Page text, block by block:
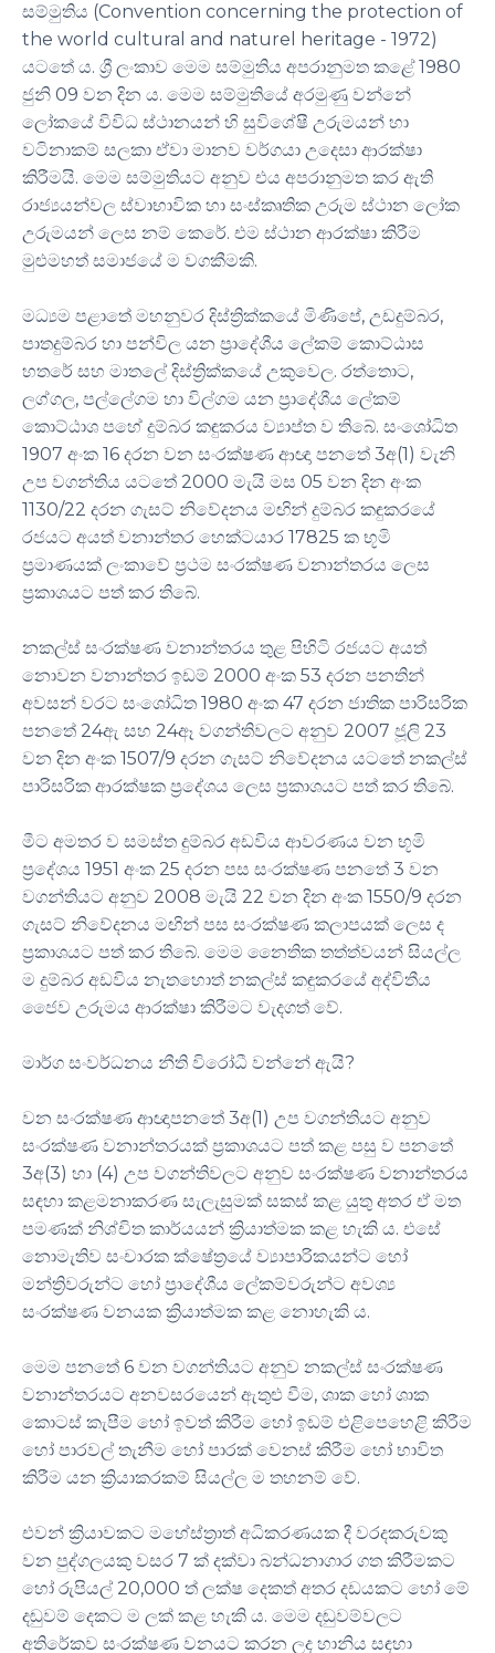
සම්මුතිය (Convention concerning the protection of
the world cultural and naturel heritage - 1972)
යටතේ ය. ශ්‍රී ලංකාව මෙම සම්මුතිය අපරානුමත කළේ 1980
ජුනි 09 වන දින ය. මෙම සම්මුතියේ අරමුණු වන්නේ
ලෝකයේ විවිධ ස්ථානයන් හි සුවිශේෂී උරුමයන් හා
වටිනාකම් සලකා ඒවා මානව වර්ගයා උදෙසා ආරක්ෂා
කිරීමයි. මෙම සම්මුතියට අනුව එය අපරානුමත කර ඇති
රාජ්‍යයන්වල ස්වාභාවික හා සංස්කෘතික උරුම ස්ථාන ලෝක
උරුමයන් ලෙස නම් කෙරේ. එම ස්ථාන ආරක්ෂා කිරීම
මුළුමහත් සමාජයේ ම වගකීමකි.
මධ්‍යම පළාතේ මහනුවර දිස්ත්‍රික්කයේ මිණිපේ, උඩදුම්බර,
පාතදුම්බර හා පන්විල යන ප්‍රාදේශීය ලේකම් කොට්ඨාස
හතරේ සහ මාතලේ දිස්ත්‍රික්කයේ උකුවෙල. රත්තොට,
ලග්ගල, පල්ලේගම හා විල්ගම යන ප්‍රාදේශීය ලේකම්
කොට්ඨාශ පහේ දුම්බර කඳුකරය ව්‍යාප්ත ව තිබේ. සංශෝධිත
1907 අංක 16 දරන වන සංරක්ෂණ ආඥා පනතේ 3අ(1) වැනි
උප වගන්තිය යටතේ 2000 මැයි මස 05 වන දින අංක
1130/22 දරන ගැසට් නිවේදනය මඟින් දුම්බර කඳුකරයේ
රජයට අයත් වනාන්තර හෙක්ටයාර 17825 ක භූමි
ප්‍රමාණයක් ලංකාවේ ප්‍රථම සංරක්ෂණ වනාන්තරය ලෙස
ප්‍රකාශයට පත් කර තිබේ.
නකල්ස් සංරක්ෂණ වනාන්තරය තුළ පිහිටි රජයට අයත්
නොවන වනාන්තර ඉඩම් 2000 අංක 53 දරන පනතින්
අවසන් වරට සංශෝධිත 1980 අංක 47 දරන ජාතික පාරිසරික
පනතේ 24ඇ සහ 24ඈ වගන්තිවලට අනුව 2007 ජූලි 23
වන දින අංක 1507/9 දරන ගැසට් නිවේදනය යටතේ නකල්ස්
පාරිසරික ආරක්ෂක ප්‍රදේශය ලෙස ප්‍රකාශයට පත් කර තිබේ.
මීට අමතර ව සමස්ත දුම්බර අඩවිය ආවරණය වන භූමි
ප්‍රදේශය 1951 අංක 25 දරන පස සංරක්ෂණ පනතේ 3 වන
වගන්තියට අනුව 2008 මැයි 22 වන දින අංක 1550/9 දරන
ගැසට් නිවේදනය මඟින් පස සංරක්ෂණ කලාපයක් ලෙස ද
ප්‍රකාශයට පත් කර තිබේ. මෙම නෛතික තත්ත්වයන් සියල්ල
ම දුම්බර අඩවිය නැතහොත් නකල්ස් කඳුකරයේ අද්විතීය
ජෛව උරුමය ආරක්ෂා කිරීමට වැදගත් වේ.
මාර්ග සංවර්ධනය නීති විරෝධී වන්නේ ඇයි?
වන සංරක්ෂණ ආඥාපනතේ 3අ(1) උප වගන්තියට අනුව
සංරක්ෂණ වනාන්තරයක් ප්‍රකාශයට පත් කළ පසු ව පනතේ
3අ(3) හා (4) උප වගන්තිවලට අනුව සංරක්ෂණ වනාන්තරය
සඳහා කළමනාකරණ සැලැසුමක් සකස් කළ යුතු අතර ඒ මත
පමණක් නිශ්චිත කාර්යයන් ක්‍රියාත්මක කළ හැකි ය. එසේ
නොමැතිව සංචාරක ක්ෂේත්‍රයේ ව්‍යාපාරිකයන්ට හෝ
මන්ත්‍රිවරුන්ට හෝ ප්‍රාදේශීය ලේකම්වරුන්ට අවශ්‍ය
සංරක්ෂණ වනයක ක්‍රියාත්මක කළ නොහැකි ය.
මෙම පනතේ 6 වන වගන්තියට අනුව නකල්ස් සංරක්ෂණ
වනාන්තරයට අනවසරයෙන් ඇතුළු වීම, ශාක හෝ ශාක
කොටස් කැපීම හෝ ඉවත් කිරීම හෝ ඉඩම් එළිපෙහෙළි කිරීම
හෝ පාරවල් තැනීම හෝ පාරක් වෙනස් කිරීම හෝ භාවිත
කිරීම යන ක්‍රියාකරකම් සියල්ල ම තහනම් වේ.
එවන් ක්‍රියාවකට මහේස්ත්‍රාත් අධිකරණයක දී වරදකරුවකු
වන පුද්ගලයකු වසර 7 ක් දක්වා බන්ධනාගාර ගත කිරීමකට
හෝ රුපියල් 20,000 ත් ලක්ෂ දෙකත් අතර දඩයකට හෝ මේ
දඬුවම් දෙකට ම ලක් කළ හැකි ය. මෙම දඬුවම්වලට
අතිරේකව සංරක්ෂණ වනයට කරන ලද හානිය සඳහා